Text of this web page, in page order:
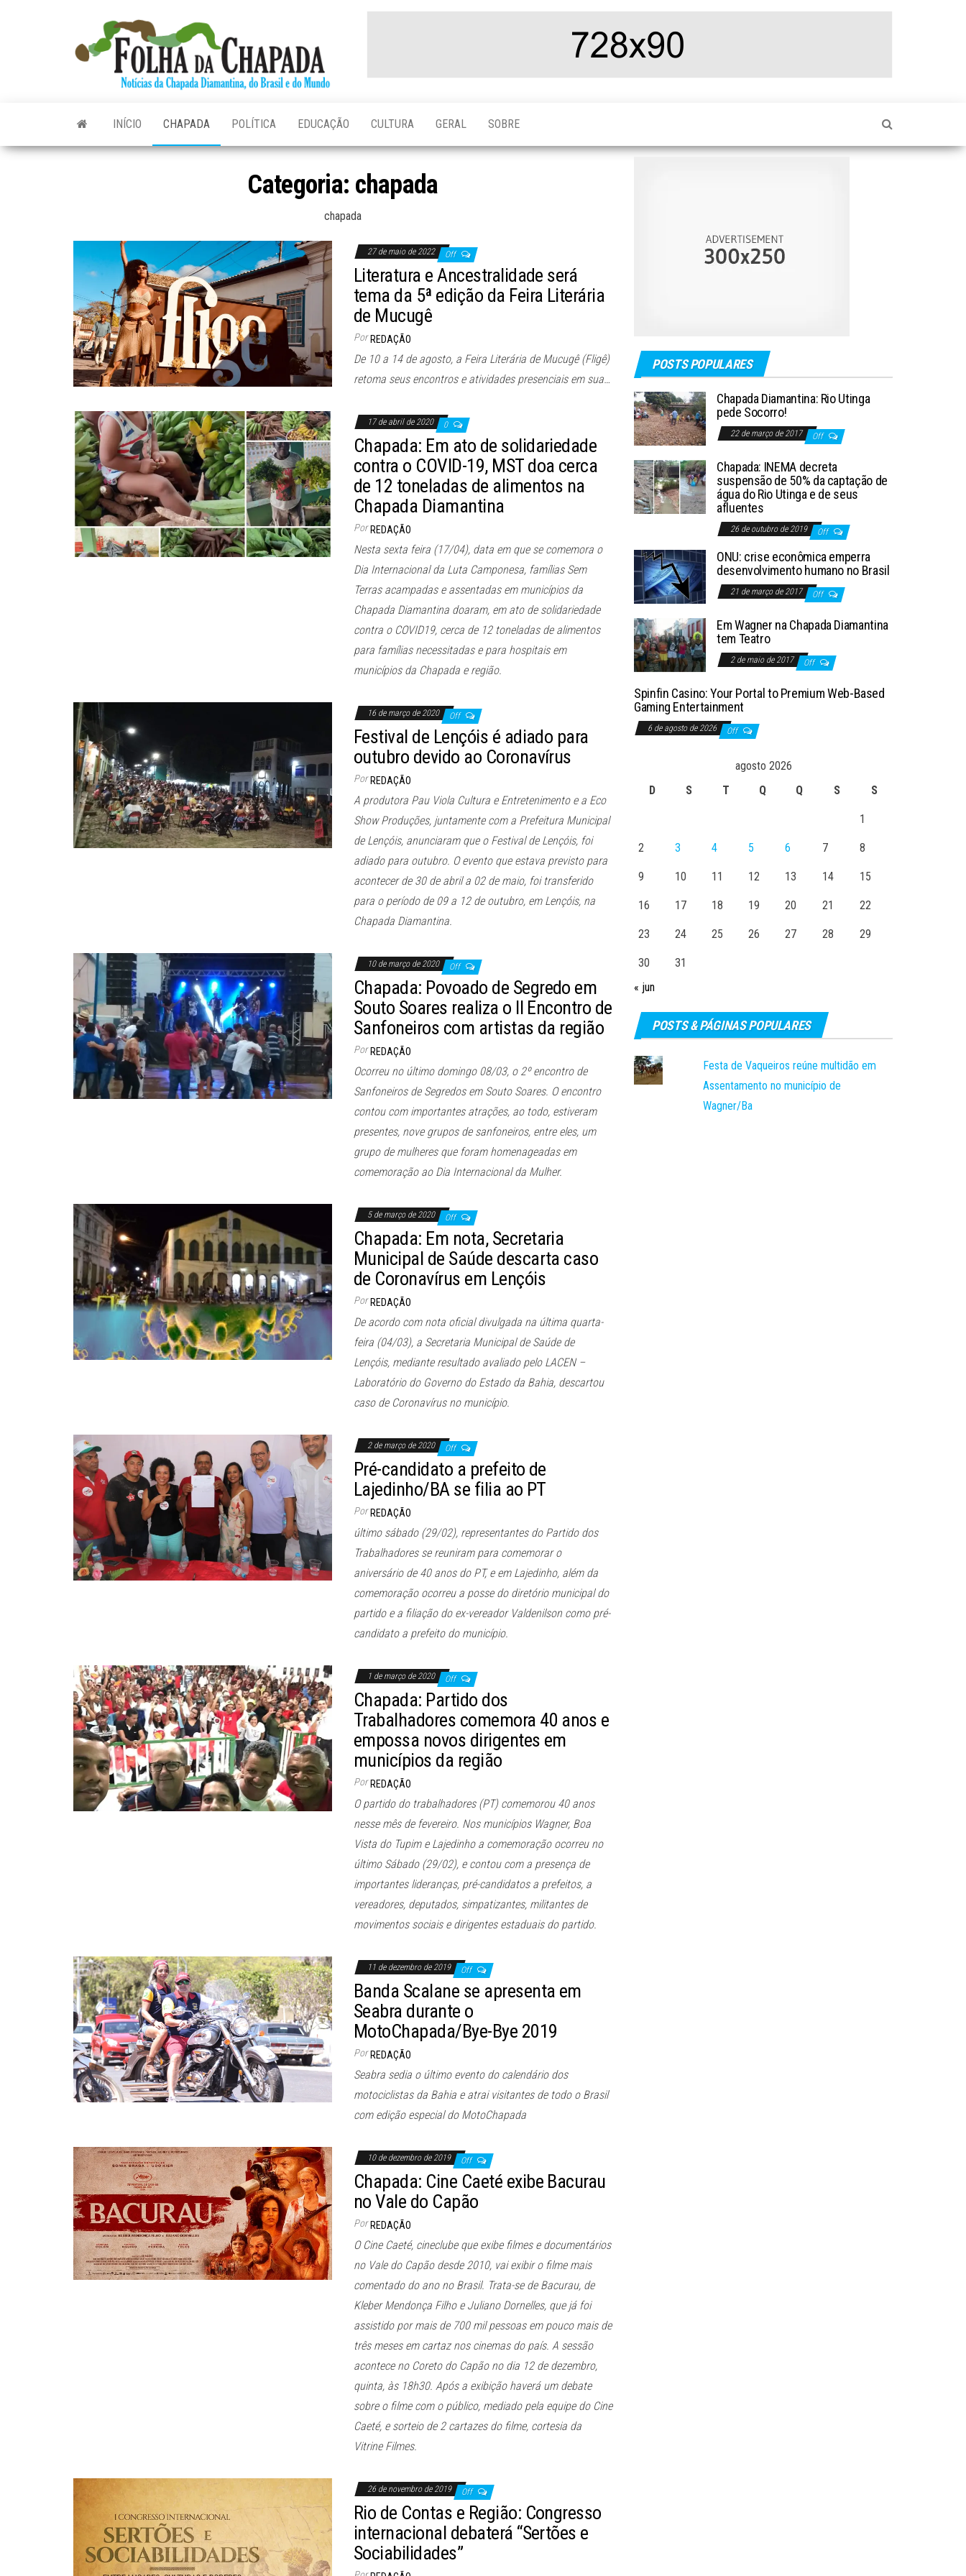
do Brasil e
INÍCIO CHAPADA POLÍTICA EDUCAÇÃO CULTURA GERAL SOBRE
Categoria: chapada
chapada
27 de maio de 2022 Off
Literatura e Ancestralidade será
tema da 5ª edição da Feira Literária
de Mucugê
Por REDAÇÃO
De 10 a 14 de agosto, a Feira Literária de Mucugê (Fligê)
retoma seus encontros e atividades presenciais em sua…
17 de abril de 2020 0
Chapada: Em ato de solidariedade
contra o COVID-19, MST doa cerca
de 12 toneladas de alimentos na
Chapada Diamantina
Por REDAÇÃO
Nesta sexta feira (17/04), data em que se comemora o
Dia Internacional da Luta Camponesa, famílias Sem
Terras acampadas e assentadas em municípios da
Chapada Diamantina doaram, em ato de solidariedade
contra o COVID19, cerca de 12 toneladas de alimentos
para famílias necessitadas e para hospitais em
municípios da Chapada e região.
16 de março de 2020 Off
Festival de Lençóis é adiado para
outubro devido ao Coronavírus
Por REDAÇÃO
A produtora Pau Viola Cultura e Entretenimento e a Eco
Show Produções, juntamente com a Prefeitura Municipal
de Lençóis, anunciaram que o Festival de Lençóis, foi
adiado para outubro. O evento que estava previsto para
acontecer de 30 de abril a 02 de maio, foi transferido
para o período de 09 a 12 de outubro, em Lençóis, na
Chapada Diamantina.
10 de março de 2020 Off
Chapada: Povoado de Segredo em
Souto Soares realiza o II Encontro de
Sanfoneiros com artistas da região
Por REDAÇÃO
Ocorreu no último domingo 08/03, o 2º encontro de
Sanfoneiros de Segredos em Souto Soares. O encontro
contou com importantes atrações, ao todo, estiveram
presentes, nove grupos de sanfoneiros, entre eles, um
grupo de mulheres que foram homenageadas em
comemoração ao Dia Internacional da Mulher.
5 de março de 2020 Off
Chapada: Em nota, Secretaria
Municipal de Saúde descarta caso
de Coronavírus em Lençóis
Por REDAÇÃO
De acordo com nota oficial divulgada na última quarta-
feira (04/03), a Secretaria Municipal de Saúde de
Lençóis, mediante resultado avaliado pelo LACEN –
Laboratório do Governo do Estado da Bahia, descartou
caso de Coronavírus no município.
2 de março de 2020 Off
Pré-candidato a prefeito de
Lajedinho/BA se filia ao PT
Por REDAÇÃO
último sábado (29/02), representantes do Partido dos
Trabalhadores se reuniram para comemorar o
aniversário de 40 anos do PT, e em Lajedinho, além da
comemoração ocorreu a posse do diretório municipal do
partido e a filiação do ex-vereador Valdenilson como pré-
candidato a prefeito do município.
1 de março de 2020 Off
Chapada: Partido dos
Trabalhadores comemora 40 anos e
empossa novos dirigentes em
municípios da região
Por REDAÇÃO
O partido do trabalhadores (PT) comemorou 40 anos
nesse mês de fevereiro. Nos municípios Wagner, Boa
Vista do Tupim e Lajedinho a comemoração ocorreu no
último Sábado (29/02), e contou com a presença de
importantes lideranças, pré-candidatos a prefeitos, a
vereadores, deputados, simpatizantes, militantes de
movimentos sociais e dirigentes estaduais do partido.
11 de dezembro de 2019 Off
Banda Scalane se apresenta em
Seabra durante o
MotoChapada/Bye-Bye 2019
Por REDAÇÃO
Seabra sedia o último evento do calendário dos
motociclistas da Bahia e atrai visitantes de todo o Brasil
com edição especial do MotoChapada
10 de dezembro de 2019 Off
Chapada: Cine Caeté exibe Bacurau
no Vale do Capão
Por REDAÇÃO
O Cine Caeté, cineclube que exibe filmes e documentários
no Vale do Capão desde 2010, vai exibir o filme mais
comentado do ano no Brasil. Trata-se de Bacurau, de
Kleber Mendonça Filho e Juliano Dornelles, que já foi
assistido por mais de 700 mil pessoas em pouco mais de
três meses em cartaz nos cinemas do país. A sessão
acontece no Coreto do Capão no dia 12 de dezembro,
quinta, às 18h30. Após a exibição haverá um debate
sobre o filme com o público, mediado pela equipe do Cine
Caeté, e sorteio de 2 cartazes do filme, cortesia da
Vitrine Filmes.
26 de novembro de 2019 Off
Rio de Contas e Região: Congresso
internacional debaterá “Sertões e
Sociabilidades”
POSTS POPULARES
Chapada Diamantina: Rio Utinga
pede Socorro!
22 de março de 2017 Off
Chapada: INEMA decreta
suspensão de 50% da captação de
água do Rio Utinga e de seus
afluentes
26 de outubro de 2019 Off
ONU: crise econômica emperra
desenvolvimento humano no Brasil
21 de março de 2017 Off
Em Wagner na Chapada Diamantina
tem Teatro
2 de maio de 2017 Off
Spinfin Casino: Your Portal to Premium Web-Based
Gaming Entertainment
6 de agosto de 2026 Off
agosto 2026
D
S T Q Q S S
1
2 3 4 5 6 7 8
9 10 11 12 13 14 15
16 17 18 19 20 21 22
23 24 25 26 27 28 29
30
31
« jun
POSTS & PÁGINAS POPULARES
Festa de Vaqueiros reúne multidão em
Assentamento no município de
Wagner/Ba